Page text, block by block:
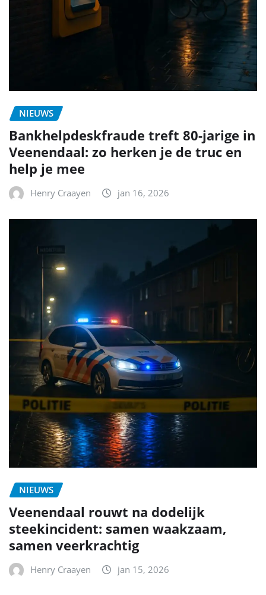
NIEUWS
Bankhelpdeskfraude treft 80-jarige in
Veenendaal: zo herken je de truc en
help je mee
Henry Craayen jan 16, 2026
NIEUWS
Veenendaal rouwt na dodelijk
steekincident: samen waakzaam,
samen veerkrachtig
Henry Craayen jan 15, 2026